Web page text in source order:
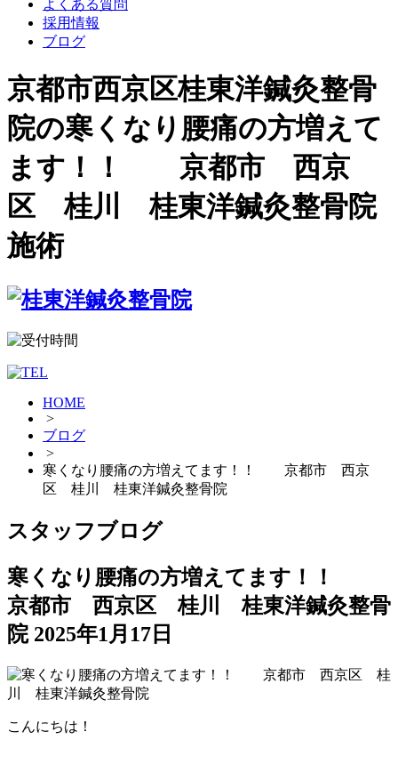
よくある質問
採用情報
ブログ
京都市西京区桂東洋鍼灸整骨
院の寒くなり腰痛の方増えて
ます！！ 京都市 西京
区 桂川 桂東洋鍼灸整骨院
施術
HOME
>
ブログ
>
寒くなり腰痛の方増えてます！！ 京都市 西京
区 桂川 桂東洋鍼灸整骨院
スタッフブログ
寒くなり腰痛の方増えてます！！
京都市 西京区 桂川 桂東洋鍼灸整骨
院 2025年1月17日
こんにちは！